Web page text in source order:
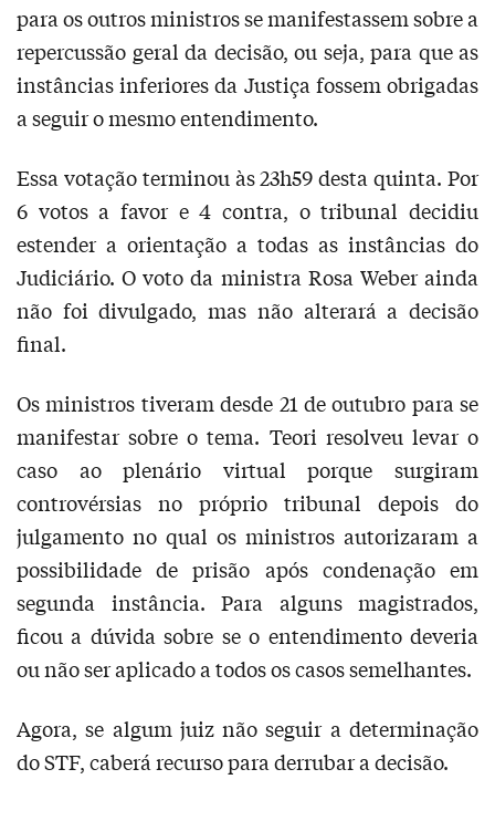
para os outros ministros se manifestassem sobre a
repercussão geral da decisão, ou seja, para que as
instâncias inferiores da Justiça fossem obrigadas
a seguir o mesmo entendimento.
Essa votação terminou às 23h59 desta quinta. Por
6 votos a favor e 4 contra, o tribunal decidiu
estender a orientação a todas as instâncias do
Judiciário. O voto da ministra Rosa Weber ainda
não foi divulgado, mas não alterará a decisão
final.
Os ministros tiveram desde 21 de outubro para se
manifestar sobre o tema. Teori resolveu levar o
caso ao plenário virtual porque surgiram
controvérsias no próprio tribunal depois do
julgamento no qual os ministros autorizaram a
possibilidade de prisão após condenação em
segunda instância. Para alguns magistrados,
ficou a dúvida sobre se o entendimento deveria
ou não ser aplicado a todos os casos semelhantes.
Agora, se algum juiz não seguir a determinação
do STF, caberá recurso para derrubar a decisão.